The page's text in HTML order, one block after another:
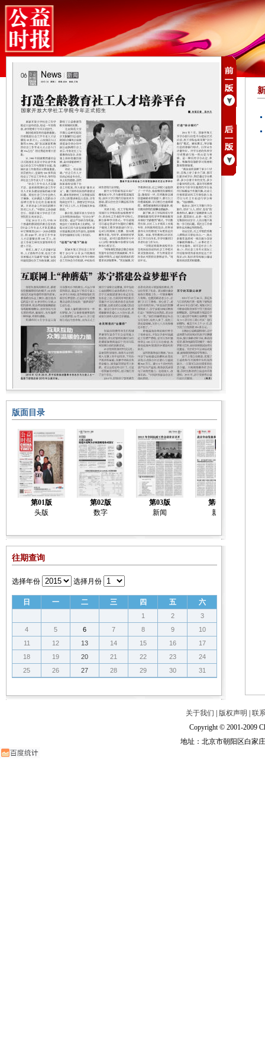
版面目录
第01版
头版
第02版
数字
第03版
新闻
第04版
新闻
往期查询
选择年份 选择月份
日 一 二 三 四 五 六
1 2
3
4
5 6 7 8 9
10
11
12 13 14 15 16
17
18
19 20 21 22 23
24
25
26 27 28 29 30 31
关于我们 版权声明
联
Copyright © 2001-2009
地址：北京市朝阳区白家